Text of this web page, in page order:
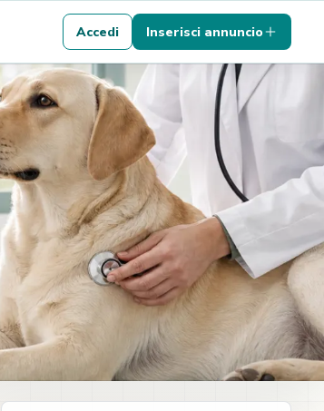
Accedi Inserisci annuncio